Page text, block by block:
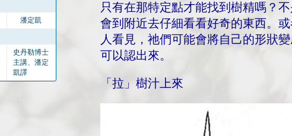
潘定凱
史丹勒博士
主講、潘定
凱譯
只有在那特定點才能找到樹精嗎？
會到附近去仔細看看好奇的東西。
人看見，祂們可能會將自己的形狀
可以認出來。
「拉」樹汁上來